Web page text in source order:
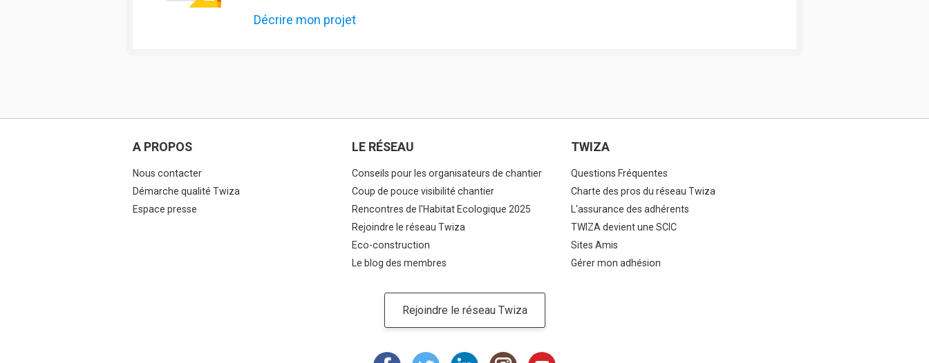
Décrire mon projet
A PROPOS
Nous contacter
Démarche qualité Twiza
Espace presse
LE RÉSEAU
Conseils pour les organisateurs de chantier
Coup de pouce visibilité chantier
Rencontres de l'Habitat Ecologique 2025
Rejoindre le réseau Twiza
Eco-construction
Le blog des membres
TWIZA
Questions Fréquentes
Charte des pros du réseau Twiza
L'assurance des adhérents
TWIZA devient une SCIC
Sites Amis
Gérer mon adhésion
Rejoindre le réseau Twiza